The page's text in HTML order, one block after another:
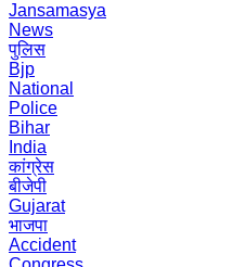
Jansamasya
News
पुलिस
Bjp
National
Police
Bihar
India
कांग्रेस
बीजेपी
Gujarat
भाजपा
Accident